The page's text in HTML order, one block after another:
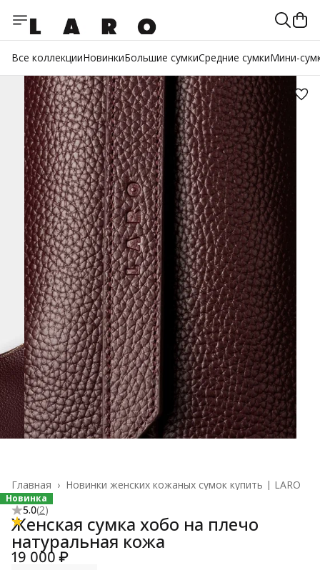
Все коллекцииНовинкиБольшие сумкиСредние сумкиМини-
Новинки женских кожаных сумок купить | LARO
Главная ›
Новинка
5.0(2)
Женская сумка хобо на плечо
натуральная кожа
19 000 ₽